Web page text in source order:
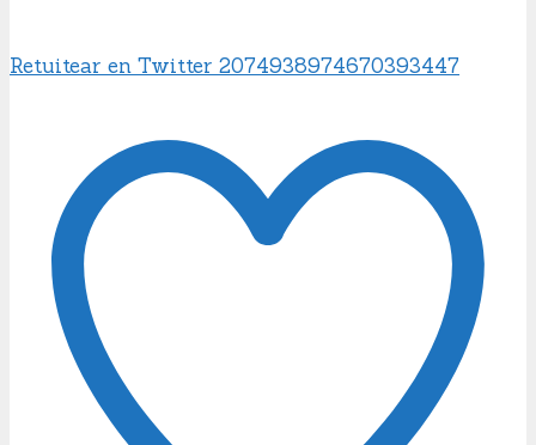
Retuitear en Twitter 2074938974670393447